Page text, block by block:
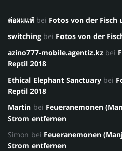
ต่อผมแท้ bei Fotos von der Fisch
switching bei Fotos von der
azino777-mobile.agentiz.kz bei
Reptil 2018
Ethical Elephant Sanctuary bei
Reptil 2018
Martin bei Feueranemonen
Strom entfernen
Simon bei Feueranemonen
Strom entfernen